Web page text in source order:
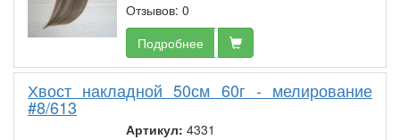
Отзывов: 0
Подробнее
Хвост накладной 50см 60г - мелирование
#8/613
Артикул: 4331